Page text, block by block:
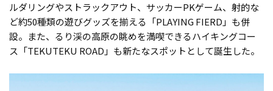
ルダリングやストラックアウト、サッカーPKゲーム、射的な
ど約50種類の遊びグッズを揃える「PLAYING FIERD」も併
設。また、るり渓の高原の眺めを満喫できるハイキングコー
ス「TEKUTEKU ROAD」も新たなスポットとして誕生した。